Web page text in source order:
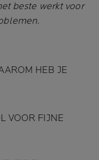
beste werkt voor
HEB JE
VOOR FIJNE